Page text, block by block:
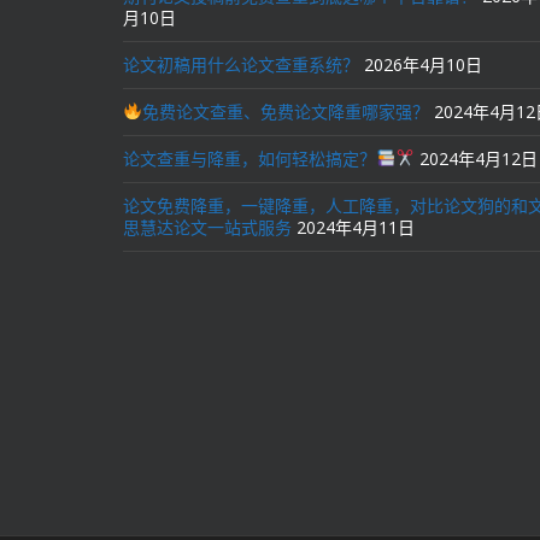
月10日
论文初稿用什么论文查重系统？ 2026年4月10日
免费论文查重、免费论文降重哪家强？ 2024年4月12
论文查重与降重，如何轻松搞定？ 2024年4月12日
论文免费降重，一键降重，人工降重，对比论文狗的和
思慧达论文一站式服务 2024年4月11日